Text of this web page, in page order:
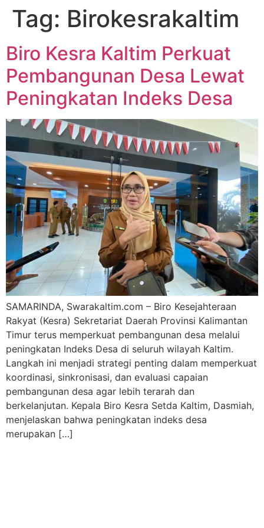
Tag: Birokesrakaltim
Biro Kesra Kaltim Perkuat
Pembangunan Desa Lewat
Peningkatan Indeks Desa
SAMARINDA, Swarakaltim.com – Biro Kesejahteraan
Rakyat (Kesra) Sekretariat Daerah Provinsi Kalimantan
Timur terus memperkuat pembangunan desa melalui
peningkatan Indeks Desa di seluruh wilayah Kaltim.
Langkah ini menjadi strategi penting dalam memperkuat
koordinasi, sinkronisasi, dan evaluasi capaian
pembangunan desa agar lebih terarah dan
berkelanjutan. Kepala Biro Kesra Setda Kaltim, Dasmiah,
menjelaskan bahwa peningkatan indeks desa
merupakan […]